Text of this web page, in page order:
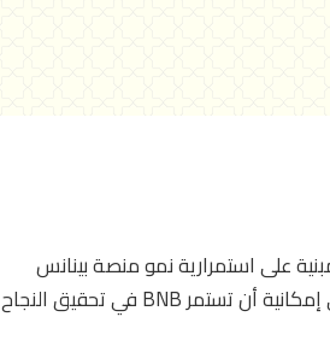
على استمرارية نمو منصة بينانس
وتوسعها العالمي. الرؤية الاستراتيجية للمنصة وخطط الابتكار المعلنة تشير إلى إمكانية أن تستمر BNB في تحقيق النجاح